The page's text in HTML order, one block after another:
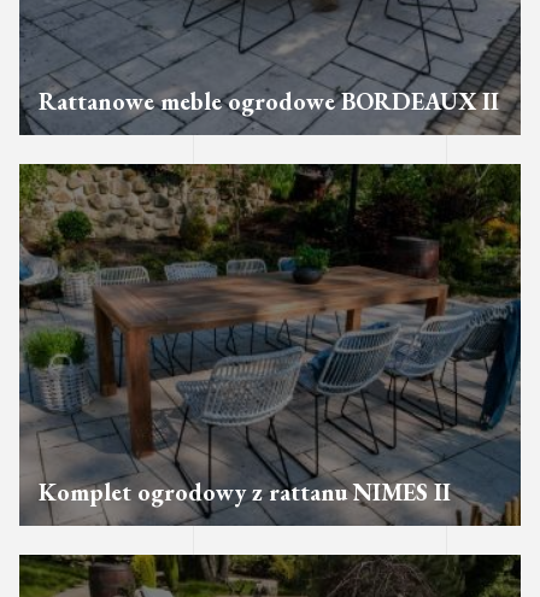
Rattanowe meble ogrodowe BORDEAUX II
Komplet ogrodowy z rattanu NIMES II